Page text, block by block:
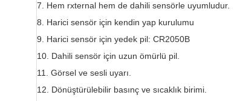
7. Hem rxternal hem de dahili sensörle uyumludur.
8. Harici sensör için kendin yap kurulumu
9. Harici sensör için yedek pil: CR2050B
10. Dahili sensör için uzun ömürlü pil.
11. Görsel ve sesli uyarı.
12. Dönüştürülebilir basınç ve sıcaklık birimi.